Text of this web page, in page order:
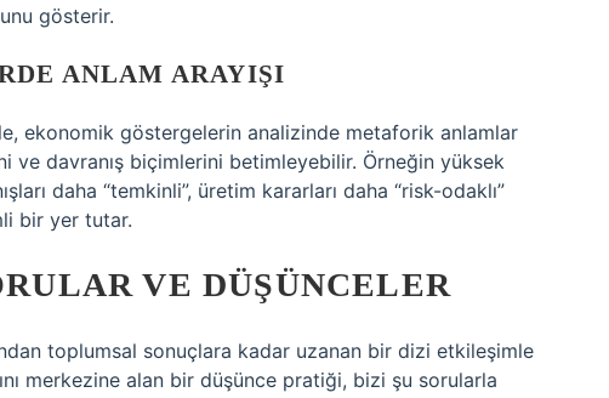
gösterir.
ANLAM ARAYIŞI
ekonomik göstergelerin analizinde metaforik anlamlar
ve davranış biçimlerini betimleyebilir. Örneğin yüksek
daha “temkinli”, üretim kararları daha “risk-odaklı”
bir yer tutar.
VE DÜŞÜNCELER
toplumsal sonuçlara kadar uzanan bir dizi etkileşimle
merkezine alan bir düşünce pratiği, bizi şu sorularla